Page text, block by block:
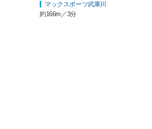
マックスポーツ武庫川
約166m／3分